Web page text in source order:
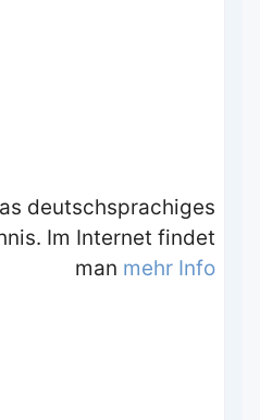
deutschsprachiges
Im Internet findet
man mehr Info